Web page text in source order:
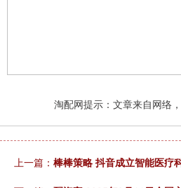
淘配网提示：文章来自网络
上一篇： 棒棒策略 抖音成立智能医疗